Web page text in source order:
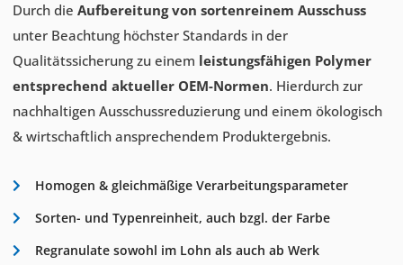
Durch die Aufbereitung von sortenreinem Ausschuss
unter Beachtung höchster Standards in der
Qualitätssicherung zu einem leistungsfähigen Polymer
entsprechend aktueller OEM-Normen. Hierdurch zur
nachhaltigen Ausschussreduzierung und einem ökologisch
& wirtschaftlich ansprechendem Produktergebnis.
Homogen & gleichmäßige Verarbeitungsparameter
Sorten- und Typenreinheit, auch bzgl. der Farbe
Regranulate sowohl im Lohn als auch ab Werk